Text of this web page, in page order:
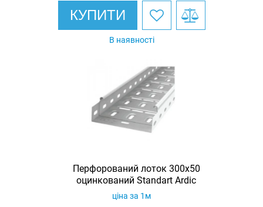
КУПИТИ
В наявності
Перфорований лоток 300х50
оцинкований Standart Ardic
ціна за 1м